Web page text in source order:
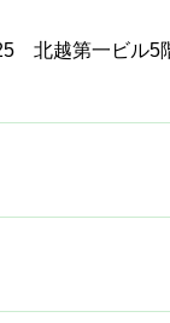
北越第一ビル5